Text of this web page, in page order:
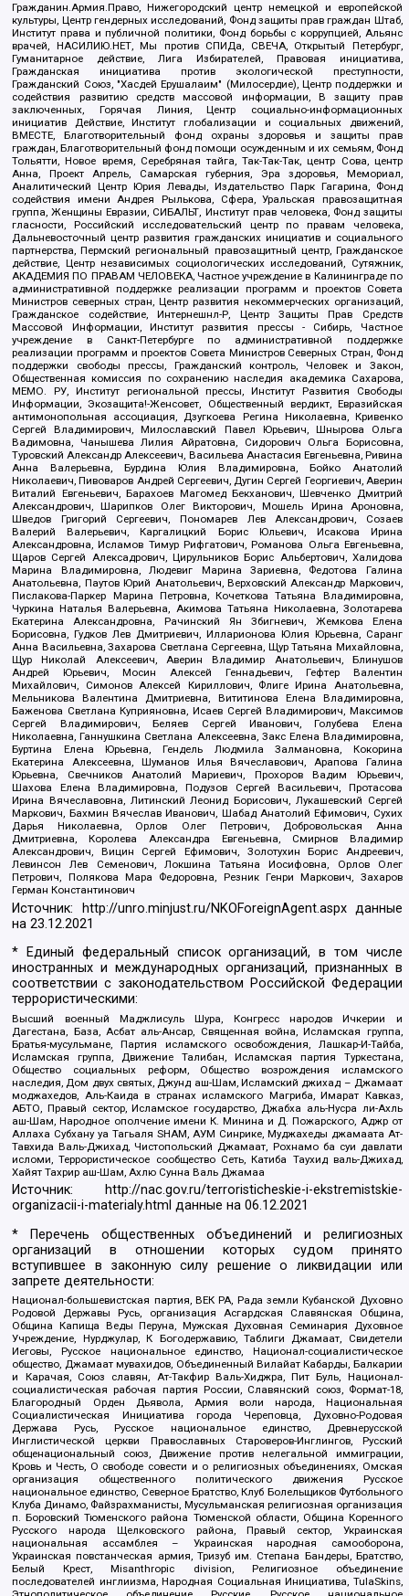
Гражданин.Армия.Право, Нижегородский центр немецкой и европейской
культуры, Центр гендерных исследований, Фонд защиты прав граждан Штаб,
Институт права и публичной политики, Фонд борьбы с коррупцией, Альянс
врачей, НАСИЛИЮ.НЕТ, Мы против СПИДа, СВЕЧА, Открытый Петербург,
Гуманитарное действие, Лига Избирателей, Правовая инициатива,
Гражданская инициатива против экологической преступности,
Гражданский Союз, "Хасдей Ерушалаим" (Милосердие), Центр поддержки и
содействия развитию средств массовой информации, В защиту прав
заключенных, Горячая Линия, Центр социально-информационных
инициатив Действие, Институт глобализации и социальных движений,
ВМЕСТЕ, Благотворительный фонд охраны здоровья и защиты прав
граждан, Благотворительный фонд помощи осужденным и их семьям, Фонд
Тольятти, Новое время, Серебряная тайга, Так-Так-Так, центр Сова, центр
Анна, Проект Апрель, Самарская губерния, Эра здоровья, Мемориал,
Аналитический Центр Юрия Левады, Издательство Парк Гагарина, Фонд
содействия имени Андрея Рылькова, Сфера, Уральская правозащитная
группа, Женщины Евразии, СИБАЛЬТ, Институт прав человека, Фонд защиты
гласности, Российский исследовательский центр по правам человека,
Дальневосточный центр развития гражданских инициатив и социального
партнерства, Пермский региональный правозащитный центр, Гражданское
действие, Центр независимых социологических исследований, Сутяжник,
АКАДЕМИЯ ПО ПРАВАМ ЧЕЛОВЕКА, Частное учреждение в Калининграде по
административной поддержке реализации программ и проектов Совета
Министров северных стран, Центр развития некоммерческих организаций,
Гражданское содействие, Интернешнл-Р, Центр Защиты Прав Средств
Массовой Информации, Институт развития прессы - Сибирь, Частное
учреждение в Санкт-Петербурге по административной поддержке
реализации программ и проектов Совета Министров Северных Стран, Фонд
поддержки свободы прессы, Гражданский контроль, Человек и Закон,
Общественная комиссия по сохранению наследия академика Сахарова,
МЕМО. РУ, Институт региональной прессы, Институт Развития Свободы
Информации, Экозащита!-Женсовет, Общественный вердикт, Евразийская
антимонопольная ассоциация, Дзугкоева Регина Николаевна, Кривенко
Сергей Владимирович, Милославский Павел Юрьевич, Шнырова Ольга
Вадимовна, Чанышева Лилия Айратовна, Сидорович Ольга Борисовна,
Туровский Александр Алексеевич, Васильева Анастасия Евгеньевна, Ривина
Анна Валерьевна, Бурдина Юлия Владимировна, Бойко Анатолий
Николаевич, Пивоваров Андрей Сергеевич, Дугин Сергей Георгиевич, Аверин
Виталий Евгеньевич, Барахоев Магомед Бекханович, Шевченко Дмитрий
Александрович, Шарипков Олег Викторович, Мошель Ирина Ароновна,
Шведов Григорий Сергеевич, Пономарев Лев Александрович, Созаев
Валерий Валерьевич, Каргалицкий Борис Юльевич, Исакова Ирина
Александровна, Исламов Тимур Рифгатович, Романова Ольга Евгеньевна,
Щаров Сергей Алексадрович, Цирульников Борис Альбертович, Халидова
Марина Владимировна, Людевиг Марина Зариевна, Федотова Галина
Анатольевна, Паутов Юрий Анатольевич, Верховский Александр Маркович,
Пислакова-Паркер Марина Петровна, Кочеткова Татьяна Владимировна,
Чуркина Наталья Валерьевна, Акимова Татьяна Николаевна, Золотарева
Екатерина Александровна, Рачинский Ян Збигневич, Жемкова Елена
Борисовна, Гудков Лев Дмитриевич, Илларионова Юлия Юрьевна, Саранг
Анна Васильевна, Захарова Светлана Сергеевна, Щур Татьяна Михайловна,
Щур Николай Алексеевич, Аверин Владимир Анатольевич, Блинушов
Андрей Юрьевич, Мосин Алексей Геннадьевич, Гефтер Валентин
Михайлович, Симонов Алексей Кириллович, Флиге Ирина Анатольевна,
Мельникова Валентина Дмитриевна, Вититинова Елена Владимировна,
Баженова Светлана Куприяновна, Исаев Сергей Владимирович, Максимов
Сергей Владимирович, Беляев Сергей Иванович, Голубева Елена
Николаевна, Ганнушкина Светлана Алексеевна, Закс Елена Владимировна,
Буртина Елена Юрьевна, Гендель Людмила Залмановна, Кокорина
Екатерина Алексеевна, Шуманов Илья Вячеславович, Арапова Галина
Юрьевна, Свечников Анатолий Мариевич, Прохоров Вадим Юрьевич,
Шахова Елена Владимировна, Подузов Сергей Васильевич, Протасова
Ирина Вячеславовна, Литинский Леонид Борисович, Лукашевский Сергей
Маркович, Бахмин Вячеслав Иванович, Шабад Анатолий Ефимович, Сухих
Дарья Николаевна, Орлов Олег Петрович, Добровольская Анна
Дмитриевна, Королева Александра Евгеньевна, Смирнов Владимир
Александрович, Вицин Сергей Ефимович, Золотухин Борис Андреевич,
Левинсон Лев Семенович, Локшина Татьяна Иосифовна, Орлов Олег
Петрович, Полякова Мара Федоровна, Резник Генри Маркович, Захаров
Герман Константинович
Источник: http://unro.minjust.ru/NKOForeignAgent.aspxданные
на23.12.2021
* Единый федеральный список организаций, в том числе
иностранных и международных организаций, признанных в
соответствии с законодательством Российской Федерации
террористическими:
Высший военный Маджлисуль Шура, Конгресс народов Ичкерии и
Дагестана, База, Асбат аль-Ансар, Священная война, Исламская группа,
Братья-мусульмане, Партия исламского освобождения, Лашкар-И-Тайба,
Исламская группа, Движение Талибан, Исламская партия Туркестана,
Общество социальных реформ, Общество возрождения исламского
наследия, Дом двух святых, Джунд аш-Шам, Исламский джихад – Джамаат
моджахедов, Аль-Каида в странах исламского Магриба, Имарат Кавказ,
АБТО, Правый сектор, Исламское государство, Джабха аль-Нусра ли-Ахль
аш-Шам, Народное ополчение имени К. Минина и Д. Пожарского, Аджр от
Аллаха Субхану уа Тагьаля SHAM, АУМ Синрике, Муджахеды джамаата Ат-
Тавхида Валь-Джихад, Чистопольский Джамаат, Рохнамо ба суи давлати
исломи, Террористическое сообщество Сеть, Катиба Таухид валь-Джихад,
Хайят Тахрир аш-Шам, Ахлю Сунна Валь Джамаа
Источник:
http://nac.gov.ru/terroristicheskie-i-ekstremistskie-
organizacii-i-materialy.html данные на06.12.2021
* Перечень общественных объединений и религиозных
организаций в отношении которых судом принято
вступившее в законную силу решение о ликвидации или
запрете деятельности:
Национал-большевистская партия, ВЕК РА, Рада земли Кубанской Духовно
Родовой Державы Русь, организация Асгардская Славянская Община,
Община Капища Веды Перуна, Мужская Духовная Семинария Духовное
Учреждение, Нурджулар, К Богодержавию, Таблиги Джамаат, Свидетели
Иеговы, Русское национальное единство, Национал-социалистическое
общество, Джамаат мувахидов, Объединенный Вилайат Кабарды, Балкарии
и Карачая, Союз славян, Ат-Такфир Валь-Хиджра, Пит Буль, Национал-
социалистическая рабочая партия России, Славянский союз, Формат-18,
Благородный Орден Дьявола, Армия воли народа, Национальная
Социалистическая Инициатива города Череповца, Духовно-Родовая
Держава Русь, Русское национальное единство, Древнерусской
Инглистической церкви Православных Староверов-Инглингов, Русский
общенациональный союз, Движение против нелегальной иммиграции,
Кровь и Честь, О свободе совести и о религиозных объединениях, Омская
организация общественного политического движения Русское
национальное единство, Северное Братство, Клуб Болельщиков Футбольного
Клуба Динамо, Файзрахманисты, Мусульманская религиозная организация
п. Боровский Тюменского района Тюменской области, Община Коренного
Русского народа Щелковского района, Правый сектор, Украинская
национальная ассамблея – Украинская народная самооборона,
Украинская повстанческая армия, Тризуб им. Степана Бандеры, Братство,
Белый Крест, Misanthropic division, Религиозное объединение
последователей инглиизма, Народная Социальная Инициатива, TulaSkins,